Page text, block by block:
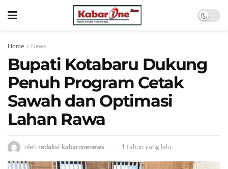
Home News
Bupati Kotabaru Dukung
Penuh Program Cetak
Sawah dan Optimasi
Lahan Rawa
oleh redaksi kabaronenews 1 tahun yang lalu